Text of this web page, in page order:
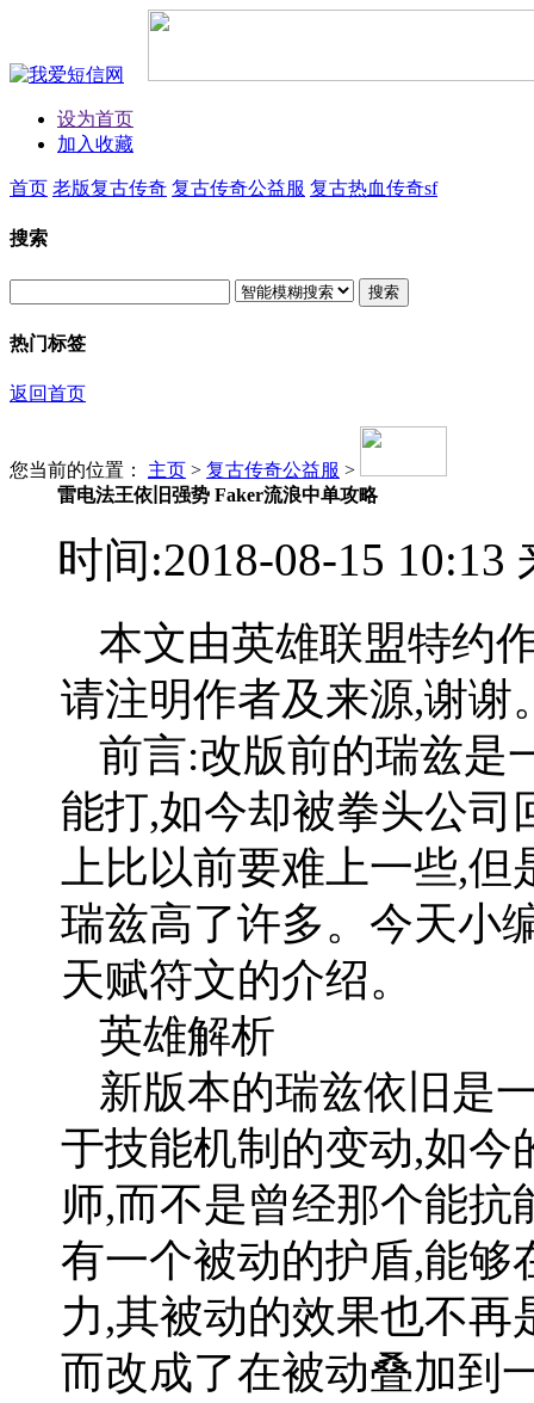
设为首页
加入收藏
首页 老版复古传奇 复古传奇公益服 复古热血传奇sf
搜索
搜索
热门标签
返回首页
您当前的位置： 主页 > 复古传奇公益服 >
雷电法王依旧强势 Faker流浪中单攻略
时间:2018-08-15
本文由英雄联盟特约
请注明作者及来源,谢谢
前言:改版前的瑞兹是
能打,如今却被拳头公司
上比以前要难上一些,
瑞兹高了许多。今天小
天赋符文的介绍。
英雄解析
新版本的瑞兹依旧是
于技能机制的变动,如今
师,而不是曾经那个能
有一个被动的护盾,能够
力,其被动的效果也不
而改成了在被动叠加到